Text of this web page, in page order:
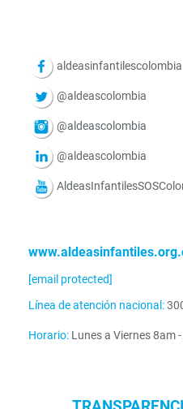
aldeasinfantilescolombia
@aldeascolombia
@aldeascolombia
@aldeascolombia
[email protected]
Línea de atención nacional:
Horario: Lunes a Viernes 8am